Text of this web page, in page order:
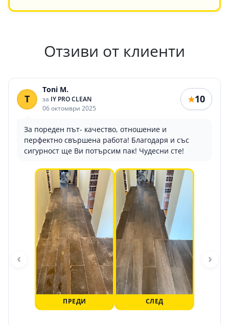
Отзиви от клиенти
T
Toni M.
за IY PRO CLEAN
06 октомври 2025
★10
За пореден път- качество, отношение и
перфектно свършена работа! Благодаря и със
сигурност ще Ви потърсим пак! Чудесни сте!
ПРЕДИ СЛЕД
‹ ›